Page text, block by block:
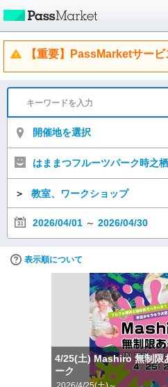
【重要】PassMarketサー
開催地を選択
はままつフルーツパーク時
＞ 教室、ワークショップ
2026/04/01 ～ 2026/04/30
表示順について
4/25(土) Mashiro 無制限
ーク